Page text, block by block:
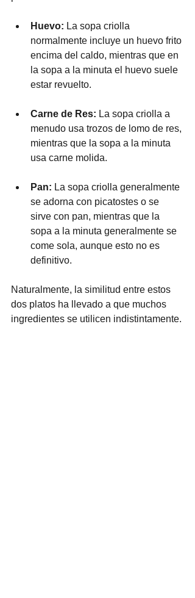
Huevo: La sopa criolla
normalmente incluye un huevo frito
encima del caldo, mientras que en
la sopa a la minuta el huevo suele
estar revuelto.
Carne de Res: La sopa criolla a
menudo usa trozos de lomo de res,
mientras que la sopa a la minuta
usa carne molida.
Pan: La sopa criolla generalmente
se adorna con picatostes o se
sirve con pan, mientras que la
sopa a la minuta generalmente se
come sola, aunque esto no es
definitivo.
Naturalmente, la similitud entre estos
dos platos ha llevado a que muchos
ingredientes se utilicen indistintamente.